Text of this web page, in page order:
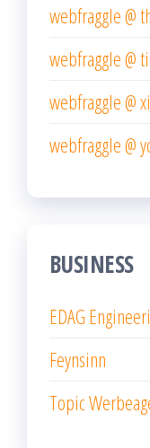
webfraggle @
webfraggle @
webfraggle @
webfraggle @
BUSINESS
EDAG
Feynsinn
Topic